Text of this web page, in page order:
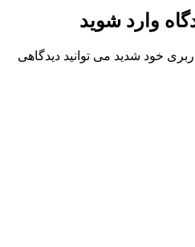
وارد شوید
خود شدید می توانید دیدگاهی